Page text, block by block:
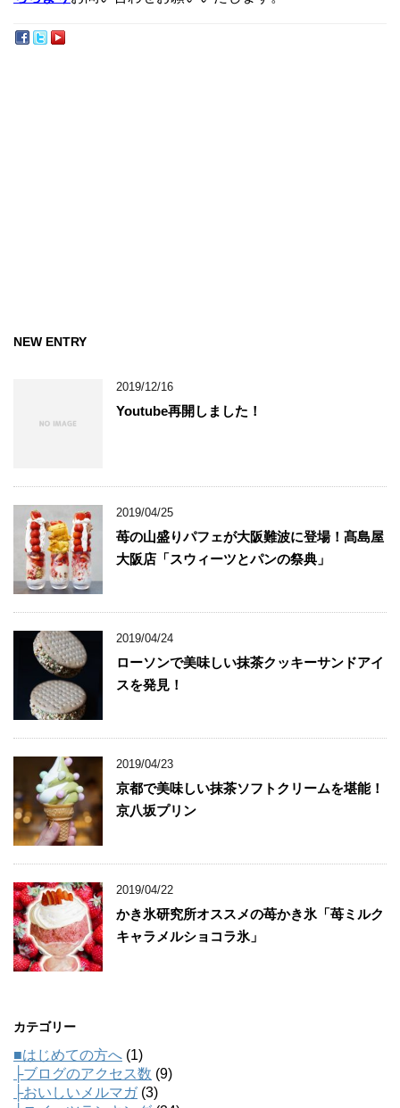
NEW ENTRY
2019/12/16
Youtube再開しました！
2019/04/25
苺の山盛りパフェが大阪難波に登場！髙島屋
大阪店「スウィーツとパンの祭典」
2019/04/24
ローソンで美味しい抹茶クッキーサンドアイ
スを発見！
2019/04/23
京都で美味しい抹茶ソフトクリームを堪能！
京八坂プリン
2019/04/22
かき氷研究所オススメの苺かき氷「苺ミルク
キャラメルショコラ氷」
カテゴリー
■はじめての方へ (1)
├ブログのアクセス数 (9)
├おいしいメルマガ(3)